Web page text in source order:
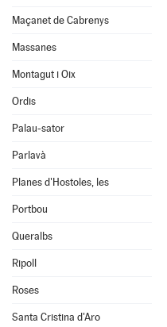
Maçanet de Cabrenys
Massanes
Montagut i Oix
Ordis
Palau-sator
Parlavà
Planes d'Hostoles, les
Portbou
Queralbs
Ripoll
Roses
Santa Cristina d'Aro